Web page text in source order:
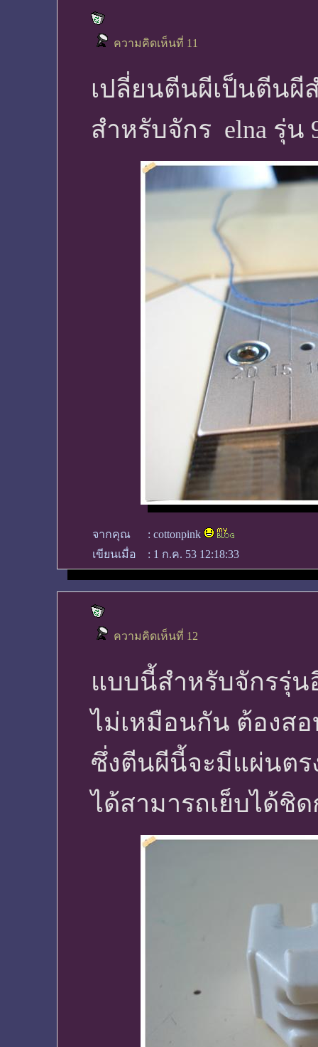
ความคิดเห็นที่ 11
เปลี่ยนตีนผีเป็นตีน
สำหรับจักร elna รุ่น
จากคุณ : cottonpink
เขียนเมื่อ
: 1 ก.ค. 53 12:18:33
ความคิดเห็นที่ 12
แบบนี้สำหรับจักรรุ่
ไม่เหมือนกัน ต้องส
ซึ่งตีนผีนี้จะมีแผ่นตร
ได้สามารถเย็บได้ชิ